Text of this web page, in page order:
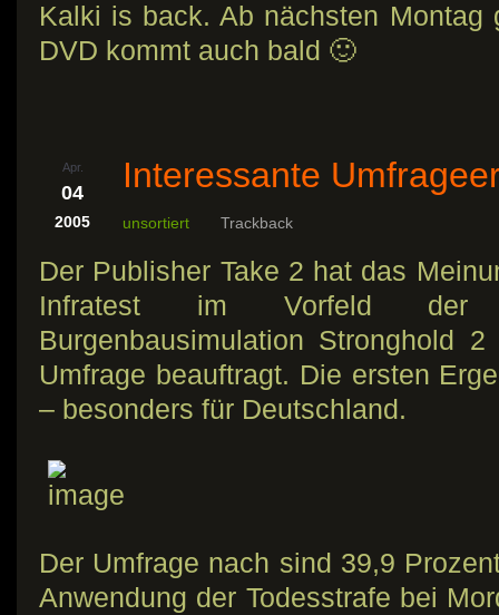
Kalki is back. Ab nächsten Montag
DVD kommt auch bald 🙂
Apr.
04
2005
Interessante
unsortiert Trackback
Der Publisher Take 2 hat das
Infratest im Vorfeld der
Burgenbausimulation Stronghold
Umfrage beauftragt. Die ersten
– besonders für Deutschland.
Der Umfrage nach sind 39,9
Anwendung der Todesstrafe bei